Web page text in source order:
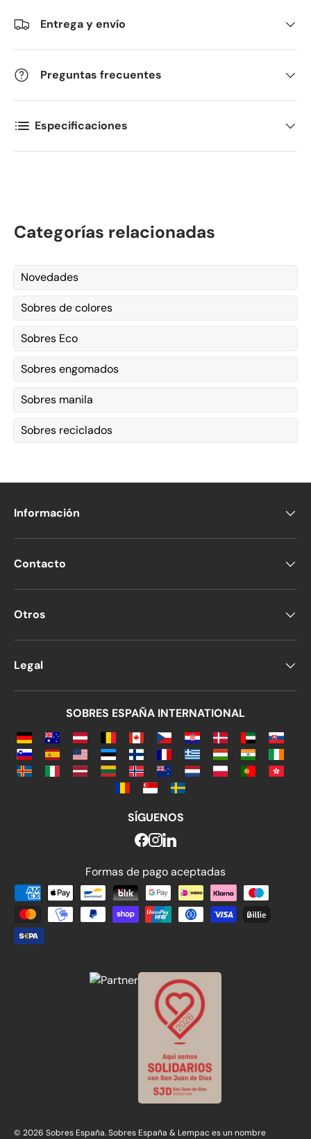
Quantity
Comments
Entrega y envío
Preguntas frecuentes
Especificaciones
Categorías relacionadas
Novedades
Sobres de colores
Sobres Eco
Sobres engomados
Sobres manila
Sobres reciclados
Información
Contacto
Otros
Legal
SOBRES ESPAÑA INTERNATIONAL
SÍGUENOS
Formas de pago aceptadas
Formas de pago aceptadas
© 2026 Sobres España. Sobres España & Lempac es un nombre